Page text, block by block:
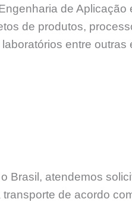
de
de produtos,
entre
Brasil, atendemos
de acordo